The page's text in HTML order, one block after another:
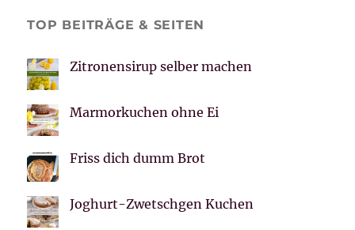
TOP BEITRÄGE & SEITEN
Zitronensirup selber machen
Marmorkuchen ohne Ei
Friss dich dumm Brot
Joghurt-Zwetschgen Kuchen